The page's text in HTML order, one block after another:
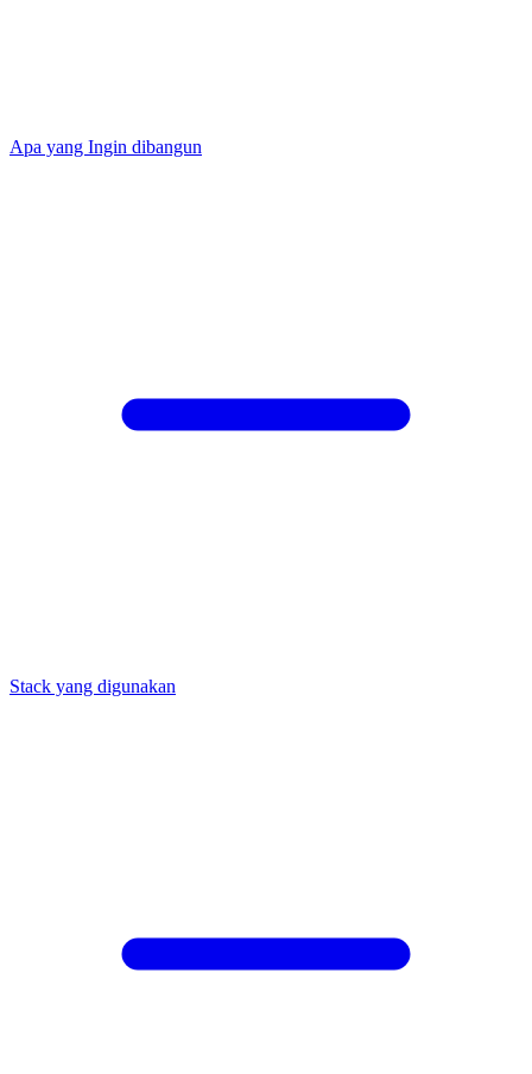
Apa yang Ingin dibangun
Stack yang digunakan